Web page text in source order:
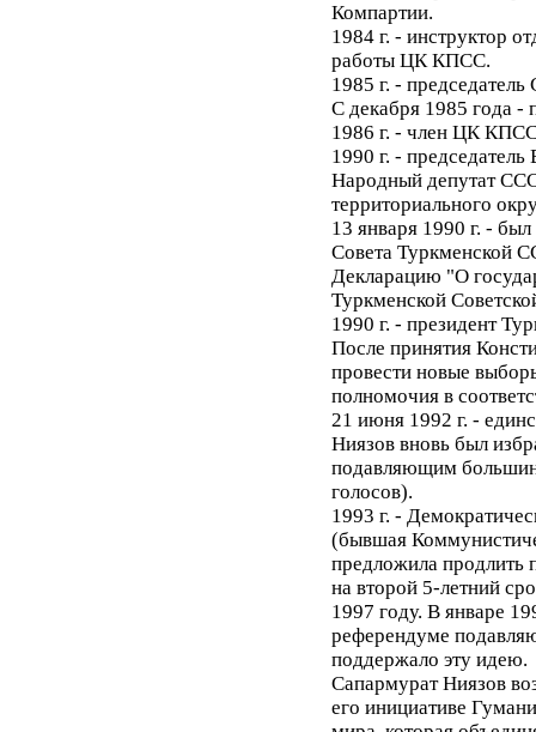
Компартии.
1984 г. - инструктор
работы ЦК КПСС.
1985 г. -
С декабря 1985 года -
1986 г. - член ЦК
1990 г. -
Народный депутат
территориального
13 января 1990 г. -
Совета Туркменской
Декларацию "О
Туркменской
1990 г. - президент
После принятия
провести новые
полномочия в
21 июня 1992 г. -
Ниязов вновь был
подавляющим
голосов).
1993 г. -
(бывшая
предложила продлить
на второй 5-летний
1997 году. В январе
референдуме
поддержало эту идею.
Сапармурат Ниязов
его инициативе